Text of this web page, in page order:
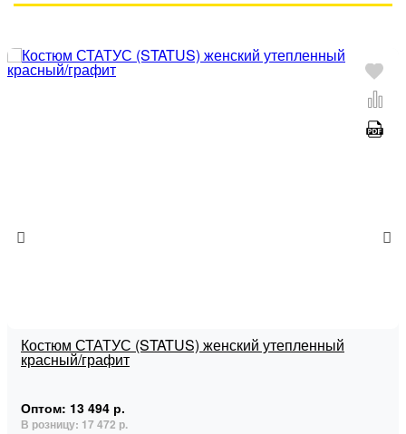
Костюм СТАТУС (STATUS) женский утепленный
красный/графит
Оптом: 13 494 р.
В розницу: 17 472 р.